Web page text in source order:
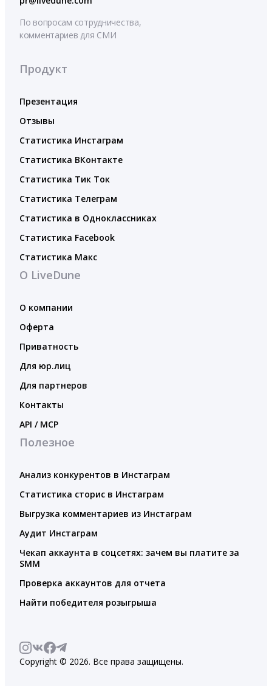
По вопросам сотрудничества,
комментариев для СМИ
Продукт
Презентация
Отзывы
Статистика Инстаграм
Статистика ВКонтакте
Статистика Тик Ток
Статистика Телеграм
Статистика в Одноклассниках
Статистика Facebook
Статистика Макс
О LiveDune
О компании
Оферта
Приватность
Для юр.лиц
Для партнеров
Контакты
API / MCP
Полезное
Анализ конкурентов в Инстаграм
Статистика сторис в Инстаграм
Выгрузка комментариев из Инстаграм
Аудит Инстаграм
Чекап аккаунта в соцсетях: зачем вы платите за
SMM
Проверка аккаунтов для отчета
Найти победителя розыгрыша
Copyright © 2026. Все права защищены.